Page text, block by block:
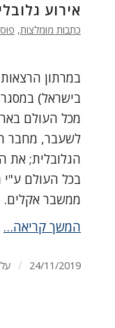
אירוע גלובלי – 24 שעות של ריאליטי אקלים,
כתבות מומלצות,
מכל העולם
לשעבר, מחבר
הגלובלית; את
בכל העולם ע"י
ממשבר אקלים.
המשך קריאה…
24/11/2019
/